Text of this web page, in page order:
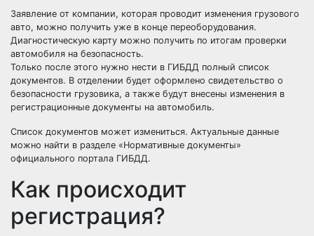
Заявление от компании, которая проводит изменения грузового
авто, можно получить уже в конце переоборудования.
Диагностическую карту можно получить по итогам проверки
автомобиля на безопасность.
Только после этого нужно нести в ГИБДД полный список
документов. В отделении будет оформлено свидетельство о
безопасности грузовика, а также будут внесены изменения в
регистрационные документы на автомобиль.
Список документов может измениться. Актуальные данные
можно найти в разделе «Нормативные документы»
официального портала ГИБДД.
Как происходит
регистрация?